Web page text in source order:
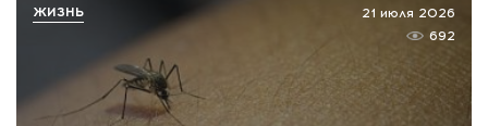
21 июля 2026
692
ЖИЗНЬ